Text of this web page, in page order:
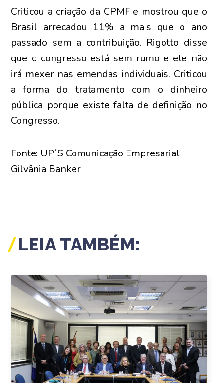
Criticou a criação da CPMF e mostrou que o
Brasil arrecadou 11% a mais que o ano
passado sem a contribuição. Rigotto disse
que o congresso está sem rumo e ele não
irá mexer nas emendas individuais. Criticou
a forma do tratamento com o dinheiro
pública porque existe falta de definição no
Congresso.
Fonte: UP´S Comunicação Empresarial
Gilvânia Banker
LEIA TAMBÉM: